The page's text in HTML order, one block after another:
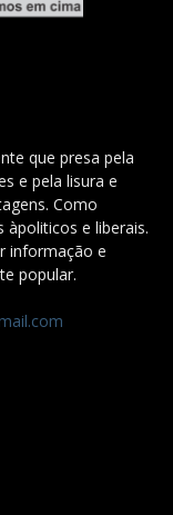
que presa pela
e pela lisura e
Como
e liberais.
informação e
popular.